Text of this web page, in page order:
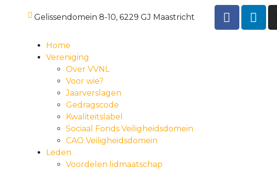
Gelissendomein 8-10, 6229 GJ Maastricht
Home
Vereniging
Over VVNL
Voor wie?
Jaarverslagen
Gedragscode
Kwaliteitslabel
Sociaal Fonds Veiligheidsdomein
CAO Veiligheidsdomein
Leden
Voordelen lidmaatschap